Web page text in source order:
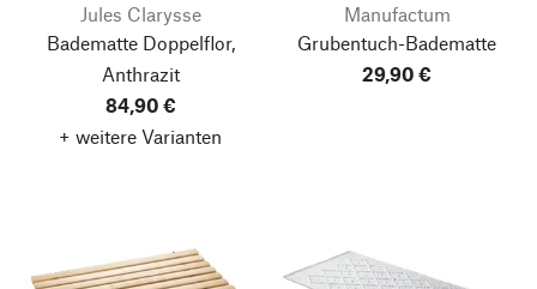
Jules Clarysse
Badematte Doppelflor,
Anthrazit
84,90 €
+ weitere Varianten
Manufactum
Grubentuch-Badematte
29,90 €